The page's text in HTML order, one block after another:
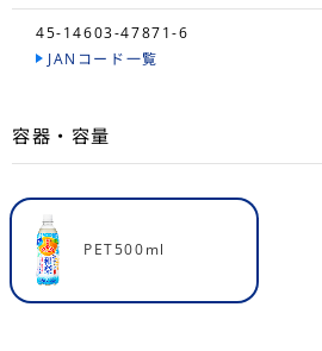
45-14603-47871-6
JANコード一覧
容器・容量
PET500ml